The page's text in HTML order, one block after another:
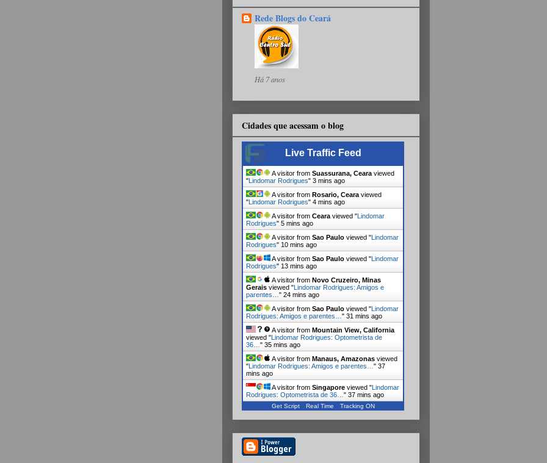
Rede Blogs do Ceará
Há 7 anos
Cidades que acessam o blog
Live Traffic Feed
A visitor from Suassurana, Ceara viewed
" Lindomar Rodrigues" 3 mins ago
A visitor from Rosario, Ceara viewed
" Lindomar Rodrigues" 4 mins ago
A visitor from Ceara viewed " Lindomar
Rodrigues" 5 mins ago
A visitor from Sao Paulo viewed " Lindomar
Rodrigues" 10 mins ago
A visitor from Sao Paulo viewed " Lindomar
Rodrigues" 13 mins ago
A visitor from Novo Cruzeiro, Minas
Gerais viewed " Lindomar Rodrigues: Amigos e
parentes… " 24 mins ago
A visitor from Sao Paulo viewed " Lindomar
Rodrigues: Amigos e parentes… " 31 mins ago
A visitor from Mountain View, California
viewed " Lindomar Rodrigues: Optometrista de
36… " 35 mins ago
A visitor from Manaus, Amazonas viewed
" Lindomar Rodrigues: Amigos e parentes… " 37
mins ago
A visitor from Singapore viewed " Lindomar
Rodrigues: Optometrista de 36… " 37 mins ago
Get Script Real Time Tracking ON